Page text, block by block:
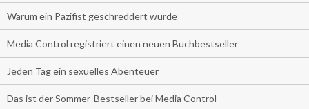
Warum ein Pazifist geschreddert wurde
Media Control registriert einen neuen Buchbestseller
Jeden Tag ein sexuelles Abenteuer
Das ist der Sommer-Bestseller bei Media Control